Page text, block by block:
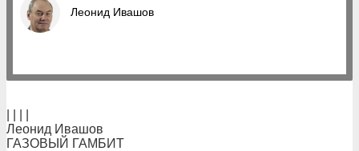
Леонид Ивашов
Леонид Ивашов
ГАЗОВЫЙ ГАМБИТ